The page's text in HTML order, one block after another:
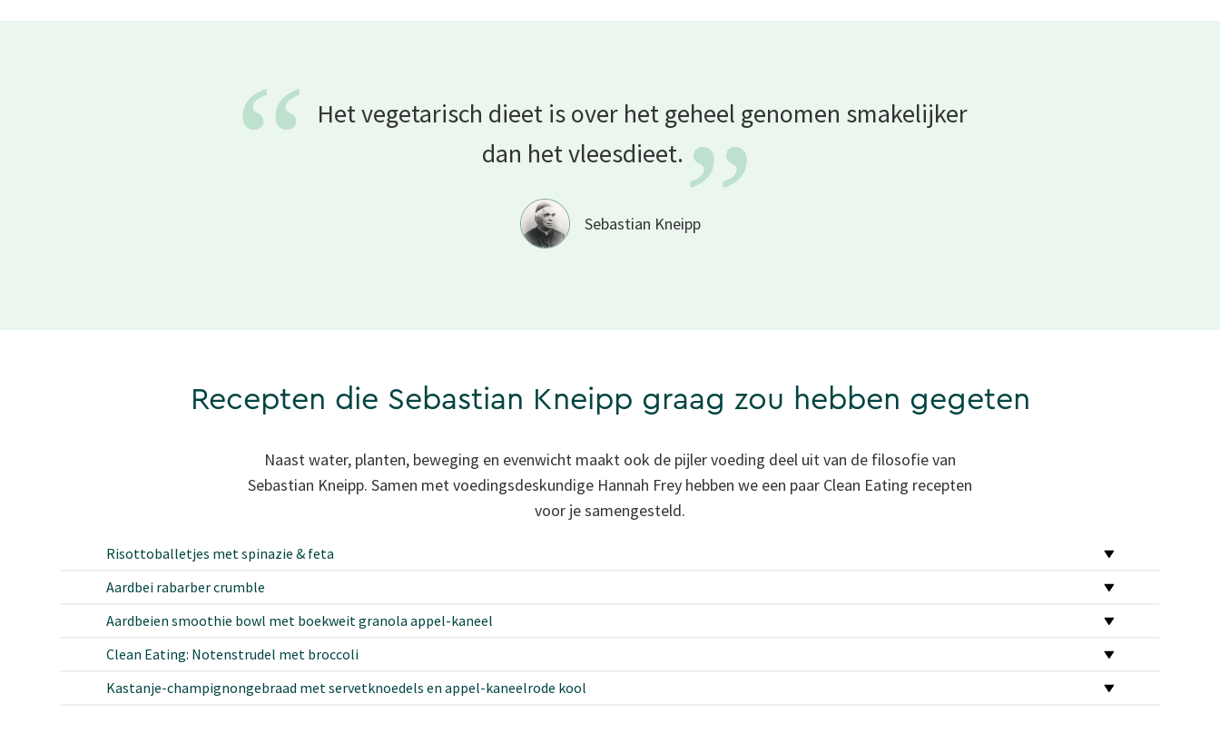
“
Het vegetarisch dieet is over het geheel genomen smakelijker
dan hetvleesdieet.”
Sebastian Kneipp
Recepten die Sebastian Kneipp graag zou hebben gegeten
Naast water, planten, beweging en evenwicht maakt ook de pijler voeding deel uit van de filosofie van
Sebastian Kneipp. Samen met voedingsdeskundige Hannah Frey hebben we een paar Clean Eating recepten
voor je samengesteld.
Risottoballetjes met spinazie & feta
Aardbei rabarber crumble
Aardbeien smoothie bowl met boekweit granola appel-kaneel
Clean Eating: Notenstrudel met broccoli
Kastanje-champignongebraad met servetknoedels en appel-kaneelrode kool